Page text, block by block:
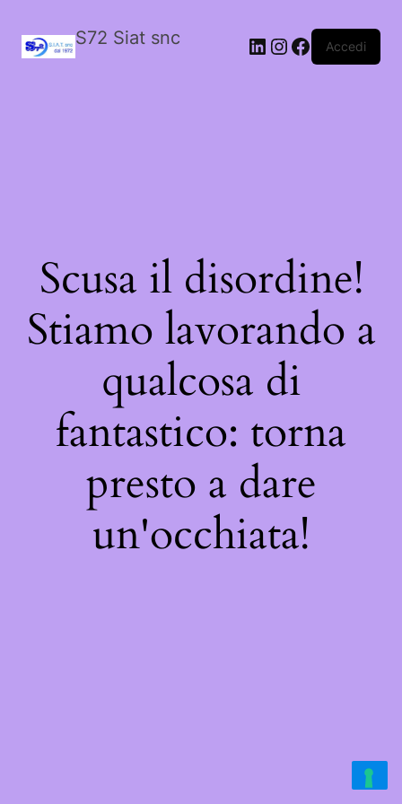
S72 Siat snc LinkedIn
Instagram
Facebook
Accedi
Scusa il disordine!
Stiamo lavorando a
qualcosa di
fantastico: torna
presto a dare
un'occhiata!